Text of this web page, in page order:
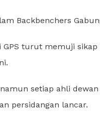
Backbenchers
GPS turut memuji
setiap ahli
persidangan lancar.